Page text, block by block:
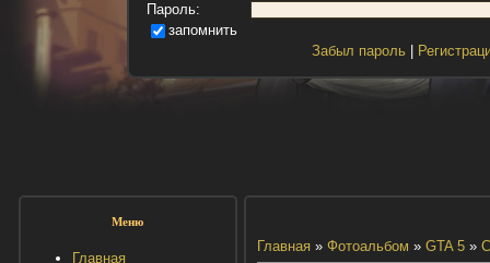
Пароль:
запомнить
Забыл пароль|
Меню
Главная
Главная» Фотоальбом » GTA 5»